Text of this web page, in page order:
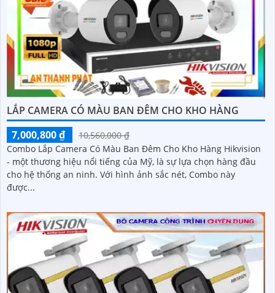
LẮP CAMERA CÓ MÀU BAN ĐÊM CHO KHO HÀNG
7,000,800 ₫
10,560,000 ₫
Combo Lắp Camera Có Màu Ban Đêm Cho Kho Hàng Hikvision
- một thương hiệu nổi tiếng của Mỹ, là sự lựa chọn hàng đầu
cho hệ thống an ninh. Với hình ảnh sắc nét, Combo này
được...